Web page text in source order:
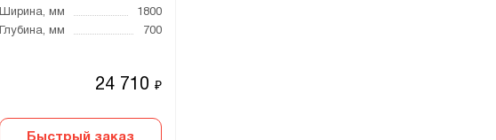
Ширина, мм
1800
Глубина, мм
700
24 710 ₽
Быстрый заказ